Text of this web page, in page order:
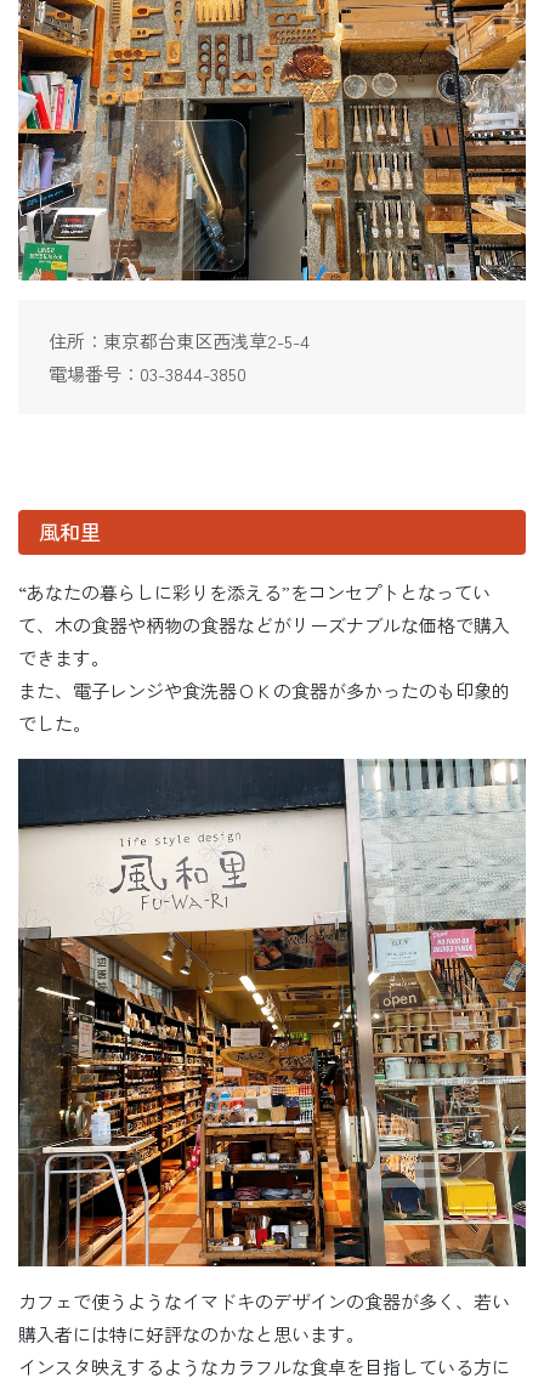
住所：東京都台東区西浅草2-5-4
電場番号：03-3844-3850
風和里
“あなたの暮らしに彩りを添える”をコンセプトとなってい
て、木の食器や柄物の食器などがリーズナブルな価格で購入
できます。
また、電子レンジや食洗器ＯＫの食器が多かったのも印象的
でした。
カフェで使うようなイマドキのデザインの食器が多く、若い
購入者には特に好評なのかなと思います。
インスタ映えするようなカラフルな食卓を目指している方に